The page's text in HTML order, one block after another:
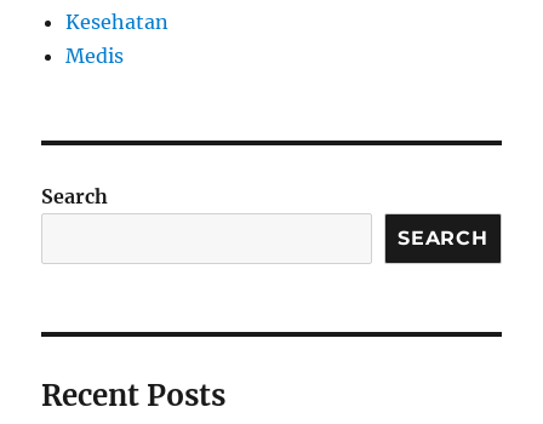
Kesehatan
Medis
Search
SEARCH
Recent Posts